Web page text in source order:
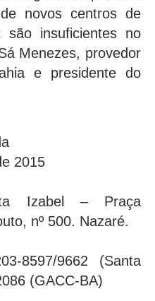
novos centros de
são insuficientes no
Menezes, provedor
e presidente do
2015
Izabel – Praça
nº 500. Nazaré.
8597/9662 (Santa
(GACC-BA)